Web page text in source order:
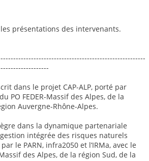
présentations des intervenants.
dans le projet CAP-ALP, porté par
PO FEDER-Massif des Alpes, de la
Auvergne-Rhône-Alpes.
dans la dynamique partenariale
gestion intégrée des risques naturels
le PARN, infra2050 et l’IRMa, avec le
des Alpes, de la région Sud, de la